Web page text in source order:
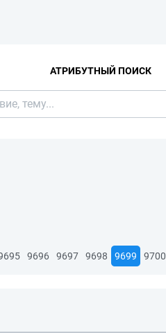
АТРИБУТНЫЙ ПОИСК
9696 9697 9698 9699 9700